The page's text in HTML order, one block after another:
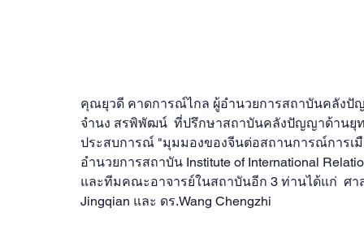
คุณยุวดี คาดการณ์ไกล ผู้อำนวยการสถาบันคลังปั
จำนง สรพิพัฒน์  ที่ปรึกษาสถาบันคลังปัญญาด้านยุ
ประสบการณ์ "มุมมองของจีนต่อสถานการณ์การเมื
อำนวยการสถาบัน Institute of International
และทีมคณะอาจารย์ในสถาบันอีก 3 ท่านได้แก่  ศา
Jingqian และ ดร.Wang Chengzhi